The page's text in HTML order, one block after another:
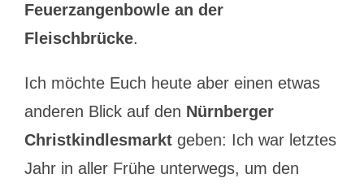
Feuerzangenbowle an der
Fleischbrücke.
Ich möchte Euch heute aber einen etwas
anderen Blick auf den Nürnberger
Christkindlesmarkt geben: Ich war letztes
Jahr in aller Frühe unterwegs, um den